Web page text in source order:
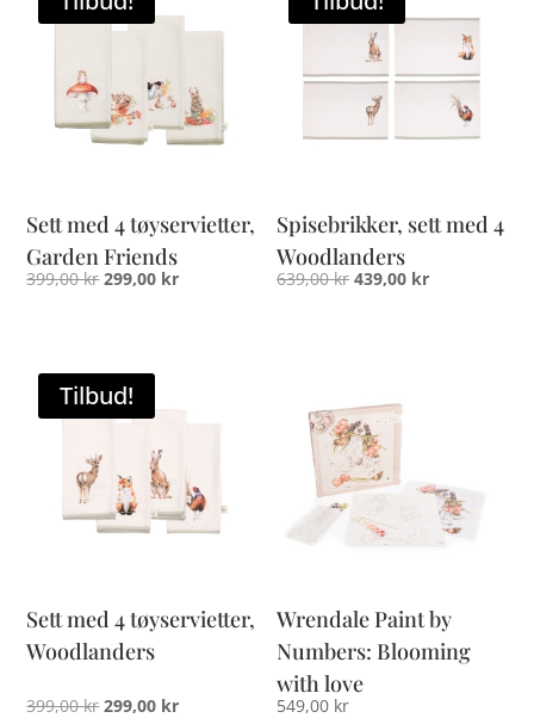
Sett med 4 tøyservietter,
Garden Friends
399,00krOpprinnelig
399,00 kr.
299,00 krNåværende
Spisebrikker, sett med 4
Woodlanders
639,00kr Opprinnelig
439,00 krNåværende
Tilbud!
Sett med 4 tøyservietter,
Woodlanders
399,00krOpprinnelig
299,00 krNåværende
Wrendale Paint by
Numbers: Blooming
with love
549,00 kr